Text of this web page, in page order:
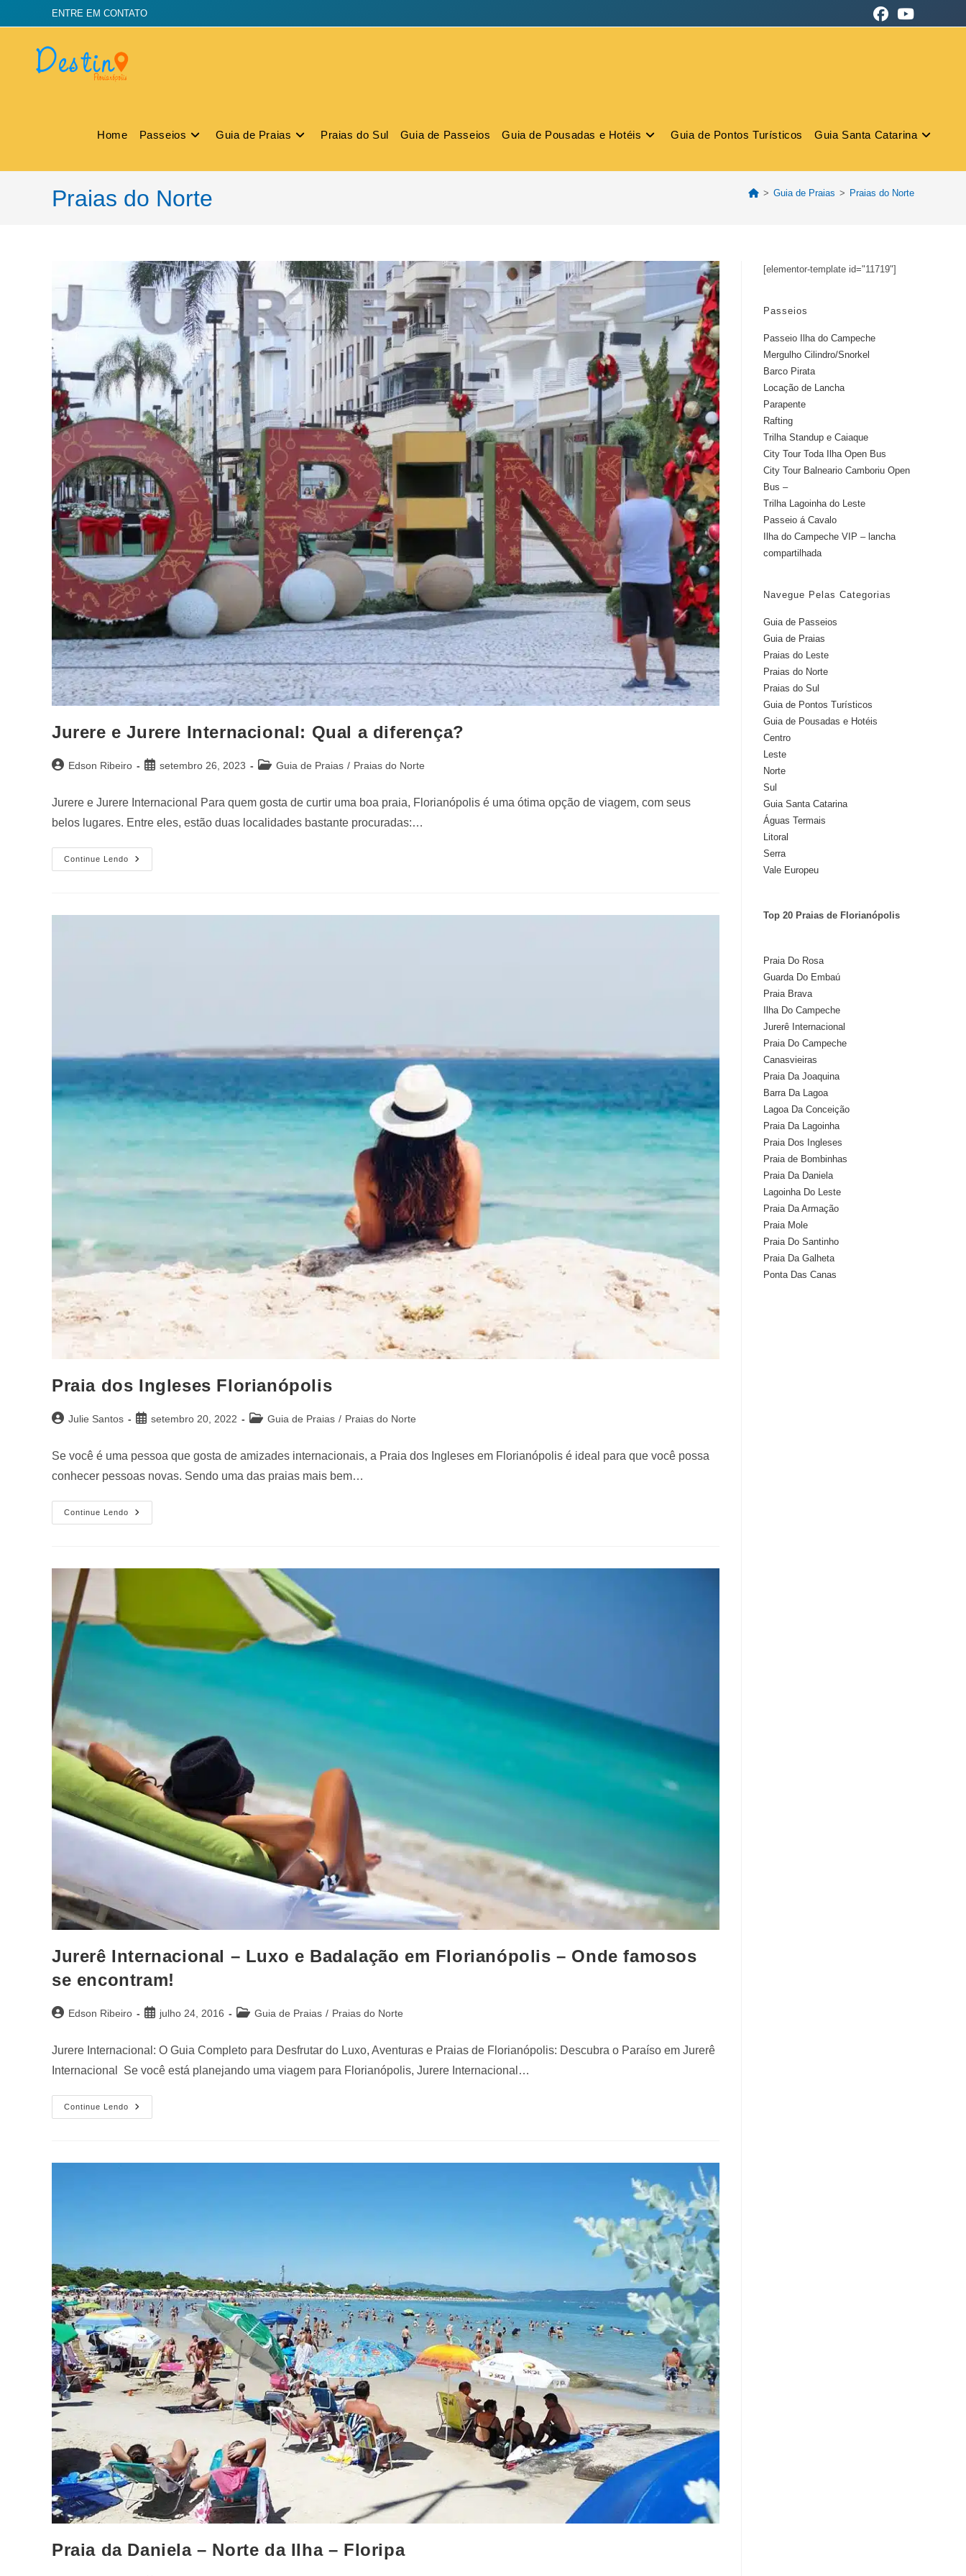
ENTRE EM CONTATO
Home Passeios Guia de Praias Praias do Sul Guia de Passeios Guia de Pousadas e Hotéis Guia de Pontos Turísticos Guia Santa Catarina
Praias do Norte > Guia de Praias > Praias do Norte
Jurere e Jurere Internacional: Qual a diferença?
Edson Ribeiro setembro 26, 2023 Guia de Praias / Praias do Norte
Jurere e Jurere Internacional Para quem gosta de curtir uma boa praia, Florianópolis é uma ótima opção de viagem, com seus
belos lugares. Entre eles, estão duas localidades bastante procuradas:…
Continue Lendo
Praia dos Ingleses Florianópolis
Julie Santos setembro 20, 2022 Guia de Praias / Praias do Norte
Se você é uma pessoa que gosta de amizades internacionais, a Praia dos Ingleses em Florianópolis é ideal para que você possa
conhecer pessoas novas. Sendo uma das praias mais bem…
Continue Lendo
Jurerê Internacional – Luxo e Badalação em Florianópolis – Onde famosos
se encontram!
Edson Ribeiro julho 24, 2016 Guia de Praias / Praias do Norte
Jurere Internacional: O Guia Completo para Desfrutar do Luxo, Aventuras e Praias de Florianópolis: Descubra o Paraíso em Jurerê
Internacional Se você está planejando uma viagem para Florianópolis, Jurere Internacional…
Continue Lendo
Praia da Daniela – Norte da Ilha – Floripa
[elementor-template id="11719"]
Passeios
Passeio Ilha do Campeche
Mergulho Cilindro/Snorkel
Barco Pirata
Locação de Lancha
Parapente
Rafting
Trilha Standup e Caiaque
City Tour Toda Ilha Open Bus
City Tour Balneario Camboriu Open
Bus –
Trilha Lagoinha do Leste
Passeio á Cavalo
Ilha do Campeche VIP – lancha
compartilhada
Navegue Pelas Categorias
Guia de Passeios
Guia de Praias
Praias do Leste
Praias do Norte
Praias do Sul
Guia de Pontos Turísticos
Guia de Pousadas e Hotéis
Centro
Leste
Norte
Sul
Guia Santa Catarina
Águas Termais
Litoral
Serra
Vale Europeu
Top 20 Praias de Florianópolis
Praia Do Rosa
Guarda Do Embaú
Praia Brava
Ilha Do Campeche
Jurerê Internacional
Praia Do Campeche
Canasvieiras
Praia Da Joaquina
Barra Da Lagoa
Lagoa Da Conceição
Praia Da Lagoinha
Praia Dos Ingleses
Praia de Bombinhas
Praia Da Daniela
Lagoinha Do Leste
Praia Da Armação
Praia Mole
Praia Do Santinho
Praia Da Galheta
Ponta Das Canas